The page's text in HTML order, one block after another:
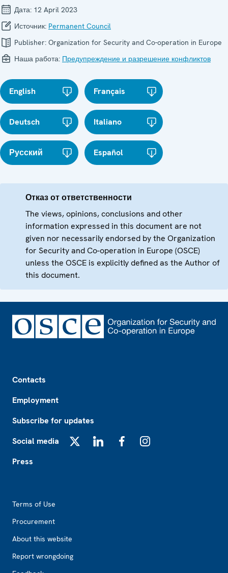
Дата: 12 April 2023
Источник: Permanent Council
Publisher: Organization for Security and Co-operation in Europe
Наша работа: Предупреждение и разрешение конфликтов
English Français
Deutsch Italiano
Русский Español
Отказ от ответственности
The views, opinions, conclusions and other
information expressed in this document are not
given nor necessarily endorsed by the Organization
for Security and Co-operation in Europe (OSCE)
unless the OSCE is explicitly defined as the Author of
this document.
Contacts
Employment
Subscribe for updates
Social media
Press
Terms of Use
Procurement
About this website
Report wrongdoing